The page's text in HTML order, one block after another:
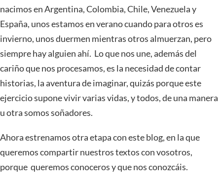
nacimos en Argentina, Colombia, Chile, Venezuela y
España, unos estamos en verano cuando para otros es
invierno, unos duermen mientras otros almuerzan, pero
siempre hay alguien ahí. Lo que nos une, además del
cariño que nos procesamos, es la necesidad de contar
historias, la aventura de imaginar, quizás porque este
ejercicio supone vivir varias vidas, y todos, de una manera
u otra somos soñadores.
Ahora estrenamos otra etapa con este blog, en la que
queremos compartir nuestros textos con vosotros,
porque queremos conoceros y que nos conozcáis.